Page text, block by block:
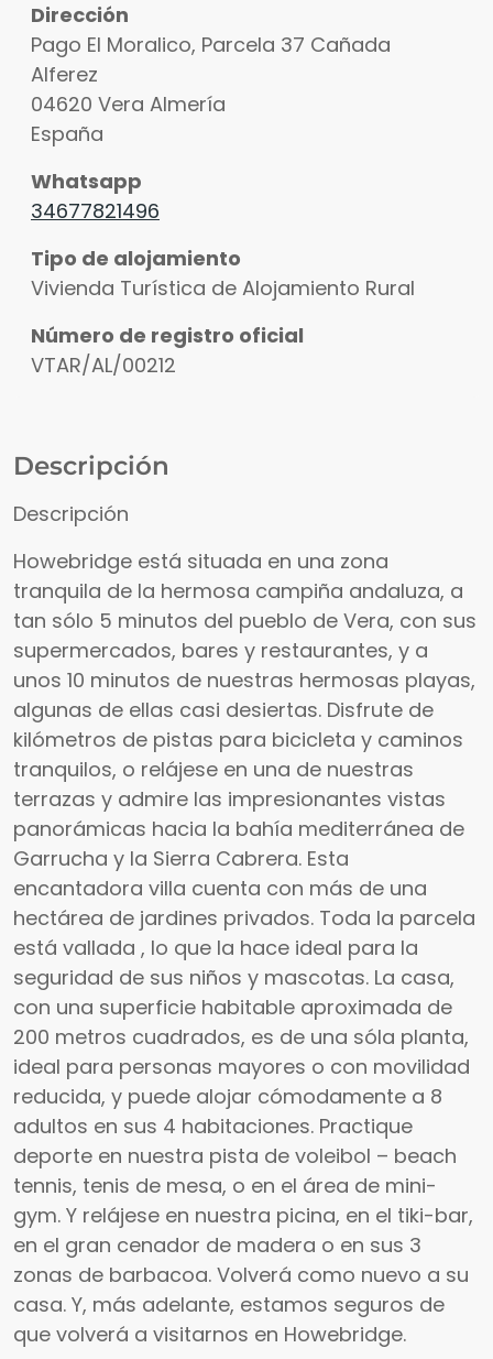
Dirección
Pago El Moralico, Parcela 37 Cañada
Alferez
04620 Vera Almería
España
Whatsapp
34677821496
Tipo de alojamiento
Vivienda Turística de Alojamiento Rural
Número de registro oficial
VTAR/AL/00212
Descripción
Descripción
Howebridge está situada en una zona
tranquila de la hermosa campiña andaluza, a
tan sólo 5 minutos del pueblo de Vera, con sus
supermercados, bares y restaurantes, y a
unos 10 minutos de nuestras hermosas playas,
algunas de ellas casi desiertas. Disfrute de
kilómetros de pistas para bicicleta y caminos
tranquilos, o relájese en una de nuestras
terrazas y admire las impresionantes vistas
panorámicas hacia la bahía mediterránea de
Garrucha y la Sierra Cabrera. Esta
encantadora villa cuenta con más de una
hectárea de jardines privados. Toda la parcela
está vallada , lo que la hace ideal para la
seguridad de sus niños y mascotas. La casa,
con una superficie habitable aproximada de
200 metros cuadrados, es de una sóla planta,
ideal para personas mayores o con movilidad
reducida, y puede alojar cómodamente a 8
adultos en sus 4 habitaciones. Practique
deporte en nuestra pista de voleibol – beach
tennis, tenis de mesa, o en el área de mini-
gym. Y relájese en nuestra picina, en el tiki-bar,
en el gran cenador de madera o en sus 3
zonas de barbacoa. Volverá como nuevo a su
casa. Y, más adelante, estamos seguros de
que volverá a visitarnos en Howebridge.